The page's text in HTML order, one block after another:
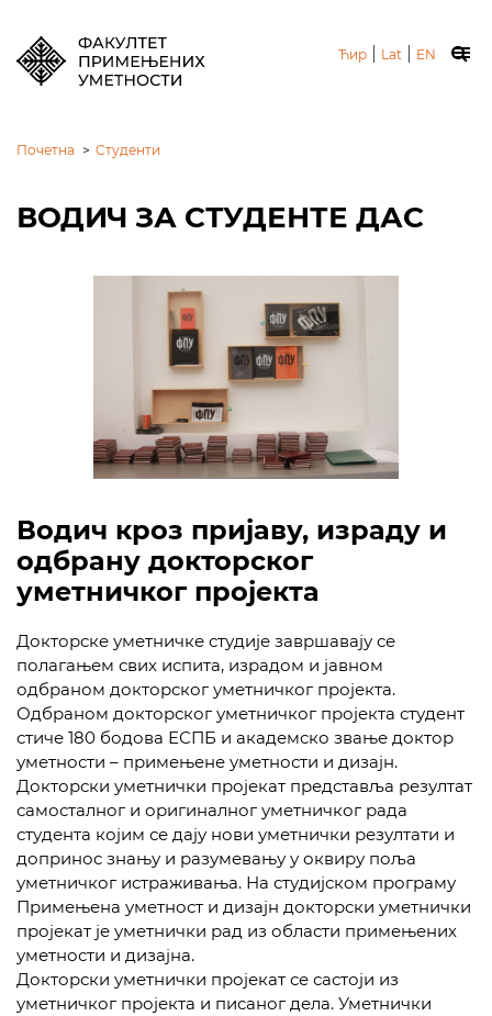
Ћир Lat EN
Почетна > Студенти
ВОДИЧ ЗА СТУДЕНТЕ ДАС
Водич кроз пријаву, израду и
одбрану докторског
уметничког пројекта
Докторске уметничке студије завршавају се
полагањем свих испита, израдом и јавном
одбраном докторског уметничког пројекта.
Одбраном докторског уметничког пројекта студент
стиче 180 бодова ЕСПБ и академско звање доктор
уметности – примењене уметности и дизајн.
Докторски уметнички пројекат представља резултат
самосталног и оригиналног уметничког рада
студента којим се дају нови уметнички резултати и
допринос знању и разумевању у оквиру поља
уметничког истраживања. На студијском програму
Примењена уметност и дизајн докторски уметнички
пројекат је уметнички рад из области примењених
уметности и дизајна.
Докторски уметнички пројекат се састоји из
уметничког пројекта и писаног дела. Уметнички